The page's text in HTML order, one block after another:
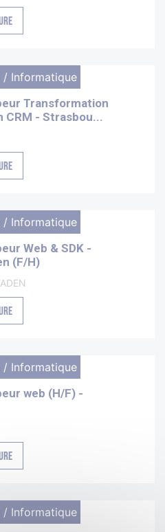
/ Informatique
Transformation
CRM - Strasbou...
/ Informatique
Web & SDK -
(F/H)
/ Informatique
web (H/F) -
/ Informatique